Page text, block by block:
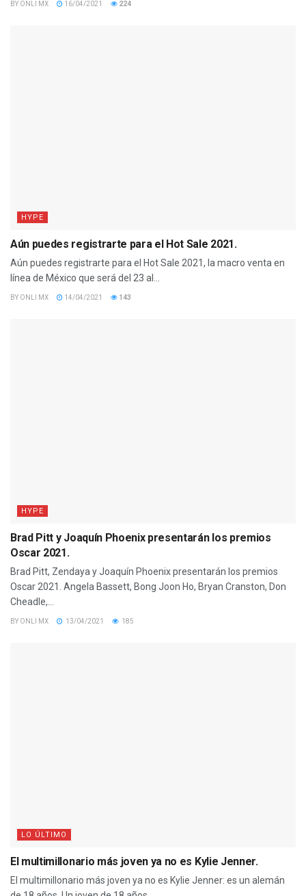
BY ONLI MX 16/04/2021 224
HYPE
Aún puedes registrarte para el Hot Sale 2021.
Aún puedes registrarte para el Hot Sale 2021, la macro venta en
línea de México que será del 23 al...
BY ONLI MX 14/04/2021 143
HYPE
Brad Pitt y Joaquín Phoenix presentarán los premios
Oscar 2021.
Brad Pitt, Zendaya y Joaquín Phoenix presentarán los premios
Oscar 2021. Angela Bassett, Bong Joon Ho, Bryan Cranston, Don
Cheadle,...
BY ONLI MX 13/04/2021 185
LO ÚLTIMO
El multimillonario más joven ya no es Kylie Jenner.
El multimillonario más joven ya no es Kylie Jenner: es un alemán